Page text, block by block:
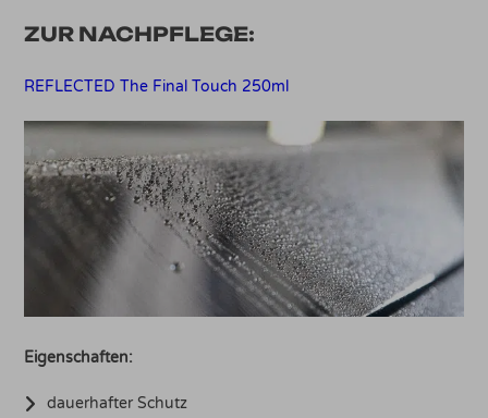
ZUR NACHPFLEGE:
REFLECTED The Final Touch 250ml
Eigenschaften:
dauerhafter Schutz